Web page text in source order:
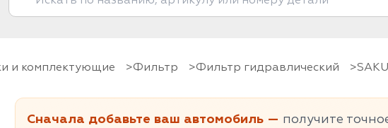
и комплектующие фильтр Фильтр гидравлический
Сначала добавьте ваш автомобиль — получите